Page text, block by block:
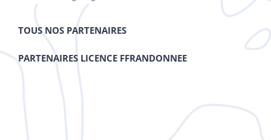
TOUS NOS PARTENAIRES
PARTENAIRES LICENCE FFRANDONNEE